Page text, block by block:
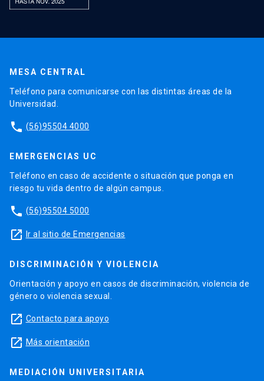
MESA CENTRAL
Teléfono para comunicarse con las distintas áreas de la
Universidad.
phone (56)95504 4000
EMERGENCIAS UC
Teléfono en caso de accidente o situación que ponga en
riesgo tu vida dentro de algún campus.
phone (56)95504 5000
launch Ir al sitio de Emergencias
DISCRIMINACIÓN Y VIOLENCIA
Orientación y apoyo en casos de discriminación, violencia de
género o violencia sexual.
launch Contacto para apoyo
launch Más orientación
MEDIACIÓN UNIVERSITARIA